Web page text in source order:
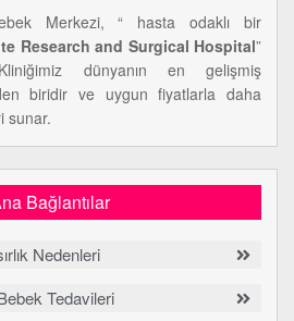
Merkezi, “ hasta odaklı bir
Research and Surgical Hospital”
dünyanın en gelişmiş
biridir ve uygun fiyatlarla daha
sunar.
Bağlantılar
Nedenleri
Tedavileri